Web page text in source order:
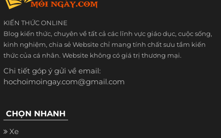
KIẾN THỨC ONLINE
Blog kiến thức, chuyên về tất cả các lĩnh vực giáo dục, cuộc sống,
kinh nghiệm, chia sẻ Website chỉ mang tính chất sưu tầm kiến
thức của cá nhân. Website không có giá trị thương mại.
Chi tiết góp ý gửi về email:
hochoimoingay.com@gmail.com
CHỌN NHANH
Xe